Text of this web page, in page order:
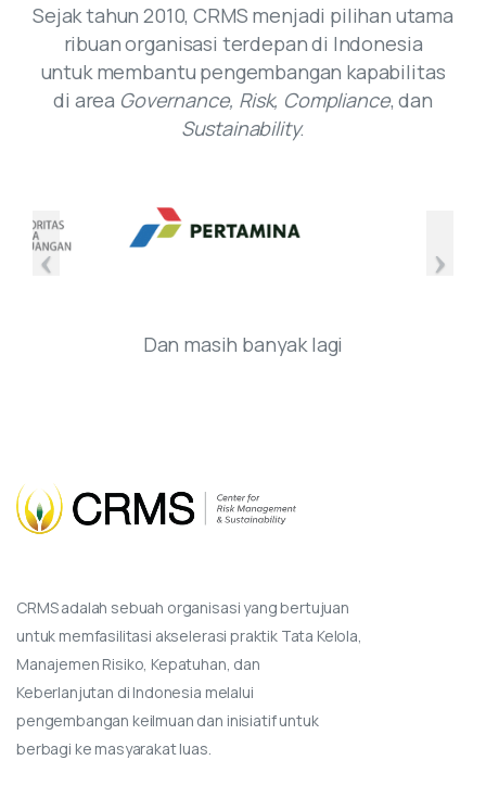
Sejak tahun 2010, CRMS menjadi pilihan utama
ribuan organisasi terdepan di Indonesia
untuk membantu pengembangan kapabilitas
di area Governance, Risk, Compliance, dan
Sustainability.
Dan masih banyak lagi
CRMS adalah sebuah organisasi yang bertujuan
untuk memfasilitasi akselerasi praktik Tata Kelola,
Manajemen Risiko, Kepatuhan, dan
Keberlanjutan di Indonesia melalui
pengembangan keilmuan dan inisiatif untuk
berbagi ke masyarakat luas.